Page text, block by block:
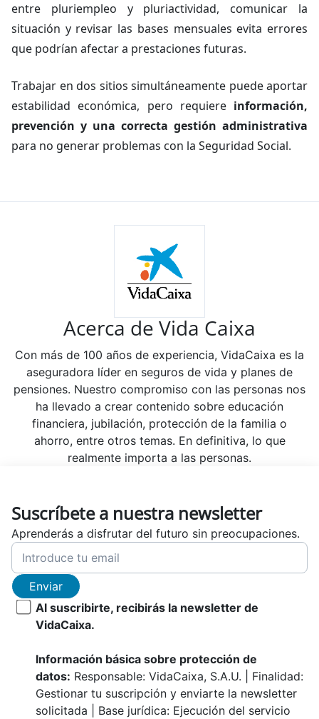
entre pluriempleo y pluriactividad, comunicar la
situación y revisar las bases mensuales evita errores
que podrían afectar a prestaciones futuras.
Trabajar en dos sitios simultáneamente puede aportar
estabilidad económica, pero requiere información,
prevención y una correcta gestión administrativa
para no generar problemas con la Seguridad Social.
Acerca de Vida Caixa
Con más de 100 años de experiencia, VidaCaixa es la
aseguradora líder en seguros de vida y planes de
pensiones. Nuestro compromiso con las personas nos
ha llevado a crear contenido sobre educación
financiera, jubilación, protección de la familia o
ahorro, entre otros temas. En definitiva, lo que
realmente importa a las personas.
Suscríbete a nuestra newsletter
Aprenderás a disfrutar del futuro sin preocupaciones.
Enviar
Al suscribirte, recibirás la newsletter de
VidaCaixa.
Información básica sobre protección de
datos: Responsable: VidaCaixa, S.A.U. | Finalidad:
Gestionar tu suscripción y enviarte la newsletter
solicitada | Base jurídica: Ejecución del servicio